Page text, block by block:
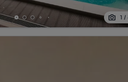
1 /